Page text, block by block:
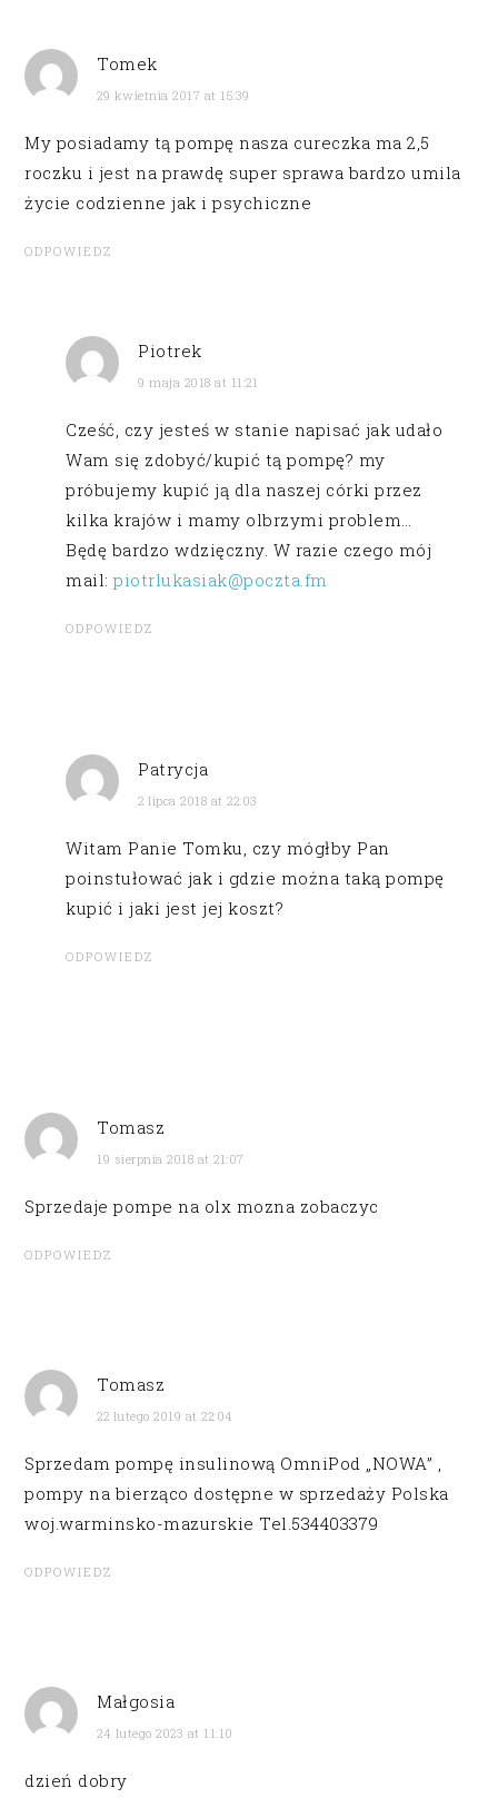
Tomek
29 kwietnia 2017 at 15:39
My posiadamy tą pompę nasza cureczka ma 2,5
roczku i jest na prawdę super sprawa bardzo umila
życie codzienne jak i psychiczne
ODPOWIEDZ
Piotrek
9 maja 2018 at 11:21
Cześć, czy jesteś w stanie napisać jak udało
Wam się zdobyć/kupić tą pompę? my
próbujemy kupić ją dla naszej córki przez
kilka krajów i mamy olbrzymi problem…
Będę bardzo wdzięczny. W razie czego mój
mail:piotrlukasiak@poczta.fm
ODPOWIEDZ
Patrycja
2 lipca 2018 at 22:03
Witam Panie Tomku, czy mógłby Pan
poinstułować jak i gdzie można taką pompę
kupić i jaki jest jej koszt?
ODPOWIEDZ
Tomasz
19 sierpnia 2018 at 21:07
Sprzedaje pompe na olx mozna zobaczyc
ODPOWIEDZ
Tomasz
22 lutego 2019 at 22:04
Sprzedam pompę insulinową OmniPod „NOWA” ,
pompy na bierząco dostępne w sprzedaży Polska
woj.warminsko-mazurskie Tel.534403379
ODPOWIEDZ
Małgosia
24 lutego 2023 at 11:10
dzień dobry